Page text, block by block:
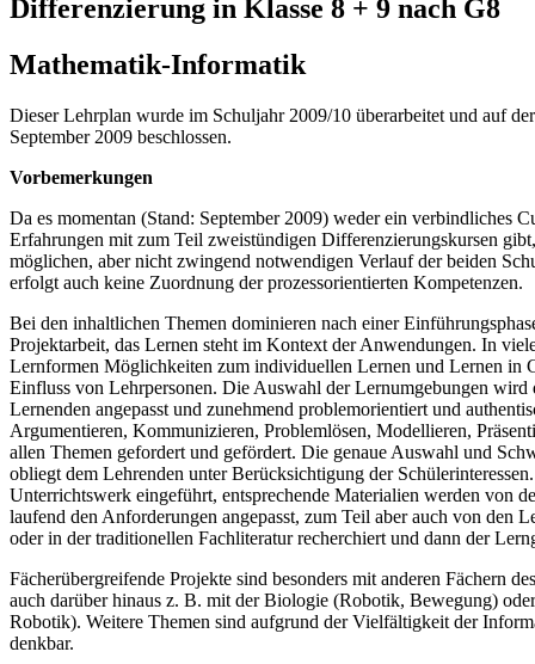
Differenzierung in Klasse 8 + 9 nach G8
Mathematik-Informatik
Dieser Lehrplan wurde im Schuljahr 2009/10 überarbeitet und auf
September 2009 beschlossen.
Vorbemerkungen
Da es momentan (Stand: September 2009) weder ein verbindliches
Erfahrungen mit zum Teil zweistündigen Differenzierungskursen
möglichen, aber nicht zwingend notwendigen Verlauf der beiden
erfolgt auch keine Zuordnung der prozessorientierten Kompetenzen.
Bei den inhaltlichen Themen dominieren nach einer
Projektarbeit, das Lernen steht im Kontext der Anwendungen. In
Lernformen Möglichkeiten zum individuellen Lernen und Lernen in
Einfluss von Lehrpersonen. Die Auswahl der Lernumgebungen wird
Lernenden angepasst und zunehmend problemorientiert und
Argumentieren, Kommunizieren, Problemlösen, Modellieren,
allen Themen gefordert und gefördert. Die genaue Auswahl und
obliegt dem Lehrenden unter Berücksichtigung der
Unterrichtswerk eingeführt, entsprechende Materialien werden von
laufend den Anforderungen angepasst, zum Teil aber auch von den
oder in der traditionellen Fachliteratur recherchiert und dann der
Fächerübergreifende Projekte sind besonders mit anderen Fächern
auch darüber hinaus z. B. mit der Biologie (Robotik, Bewegung)
Robotik). Weitere Themen sind aufgrund der Vielfältigkeit der
denkbar.